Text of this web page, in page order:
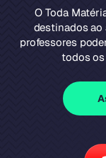
O Toda
destinados ao
professores
todos